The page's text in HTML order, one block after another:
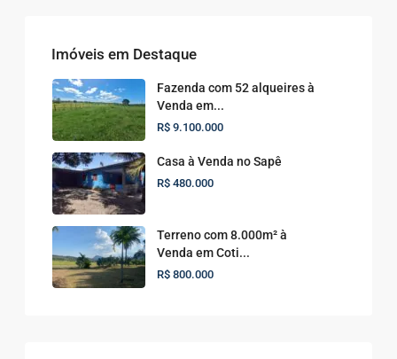
Imóveis em Destaque
Fazenda com 52 alqueires à
Venda em...
R$ 9.100.000
Casa à Venda no Sapê
R$ 480.000
Terreno com 8.000m² à
Venda em Coti...
R$ 800.000